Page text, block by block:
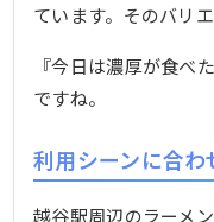
ています。そのバリ
『今日は濃厚が食べ
ですね。
利用シーンに合
越谷駅周辺のラーメ